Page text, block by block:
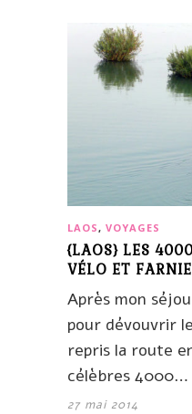
LAOS, VOYAGES
{LAOS} LES
VÉLO ET
Après mon
pour dévouvrir
repris la route
célèbres 4000…
27 mai 2014